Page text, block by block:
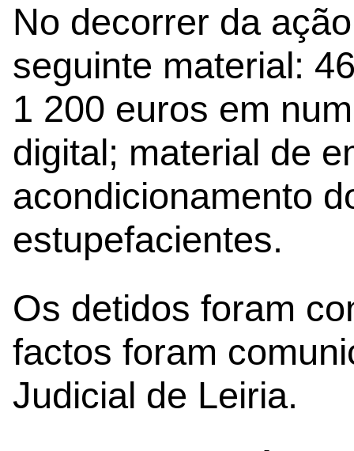
No decorrer da
seguinte material:
1 200 euros em
digital; material de
acondicionamento
estupefacientes.
Os detidos foram
factos foram
Judicial de Leiria.